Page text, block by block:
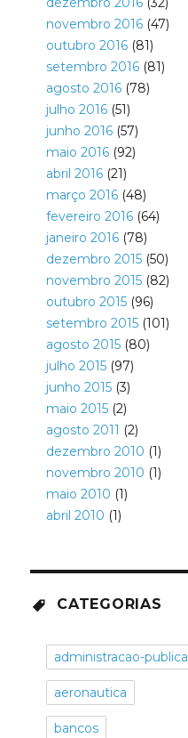
novembro 2016(47)
outubro 2016(81)
setembro 2016(81)
agosto 2016(78)
julho 2016(51)
junho 2016(57)
maio 2016(92)
abril 2016(21)
março 2016(48)
fevereiro 2016(64)
janeiro 2016(78)
dezembro 2015(50)
novembro 2015(82)
outubro 2015(96)
setembro 2015(101)
agosto 2015(80)
julho 2015(97)
junho 2015(3)
maio 2015(2)
agosto 2011 (2)
dezembro 2010 (1)
novembro 2010 (1)
maio 2010 (1)
abril 2010 (1)
CATEGORIAS
administracao-publica
aeronautica
bancos